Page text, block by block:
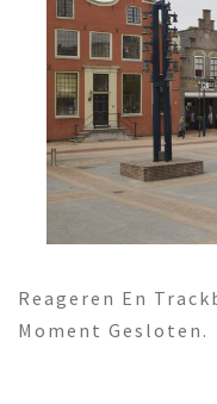
Reageren En
Moment Gesloten.